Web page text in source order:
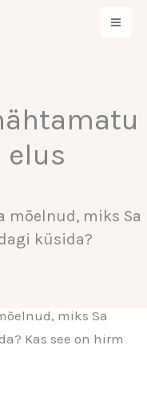
elus
mõelnud, miks Sa
küsida?
miks Sa
Kas see on hirm